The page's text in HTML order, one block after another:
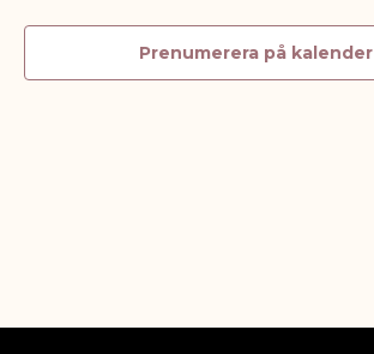
Prenumerera på kalender